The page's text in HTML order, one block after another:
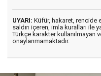
UYARI: Küfür, hakaret, rencide
saldırı içeren, imla kuralları ile
Türkçe karakter kullanılmayan
onaylanmamaktadır.